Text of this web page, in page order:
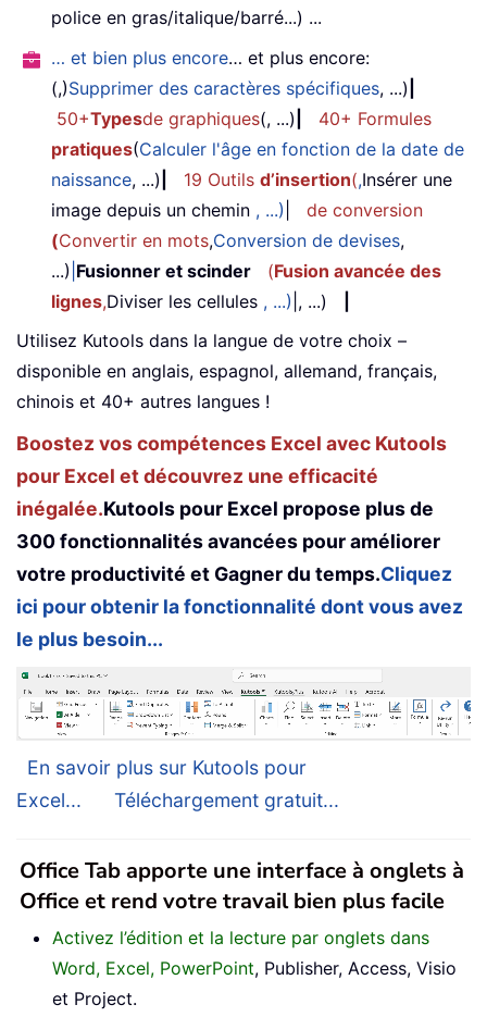
police en gras/italique/barré...) ...
… et bien plus encore… et plus encore:
(,)Supprimer des caractères spécifiques, ...)
50+Typesde graphiques(, ...)
40+ Formules
pratiques(Calculer l'âge en fonction de la date de
naissance, ...) 19 Outils d’insertion(,Insérer une
image depuis un chemin , ...)
de conversion
(Convertir en mots,Conversion de devises,
...) Fusionner et scinder (Fusion avancée des
lignes,Diviser les cellules , ...) |, ...)
Utilisez Kutools dans la langue de votre choix –
disponible en anglais, espagnol, allemand, français,
chinois et 40+ autres langues !
Boostez vos compétences Excel avec Kutools
pour Excel et découvrez une efficacité
inégalée.Kutools pour Excel propose plus de
300 fonctionnalités avancées pour améliorer
votre productivité et Gagner du temps.Cliquez
ici pour obtenir la fonctionnalité dont vous avez
le plus besoin...
En savoir plus sur Kutools pour
Excel...
Téléchargement gratuit...
Office Tab apporte une interface à onglets à
Office et rend votre travail bien plus facile
Activez l’édition et la lecture par onglets dans
Word, Excel, PowerPoint, Publisher, Access, Visio
et Project.